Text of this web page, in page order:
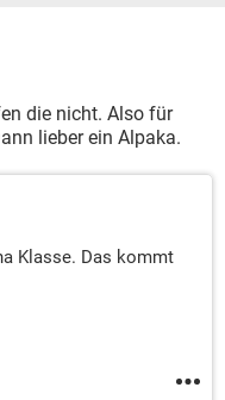
die nicht. Also für
lieber ein Alpaka.
Klasse. Das kommt